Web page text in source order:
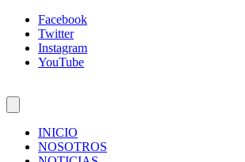
Facebook
Twitter
Instagram
YouTube
INICIO
NOSOTROS